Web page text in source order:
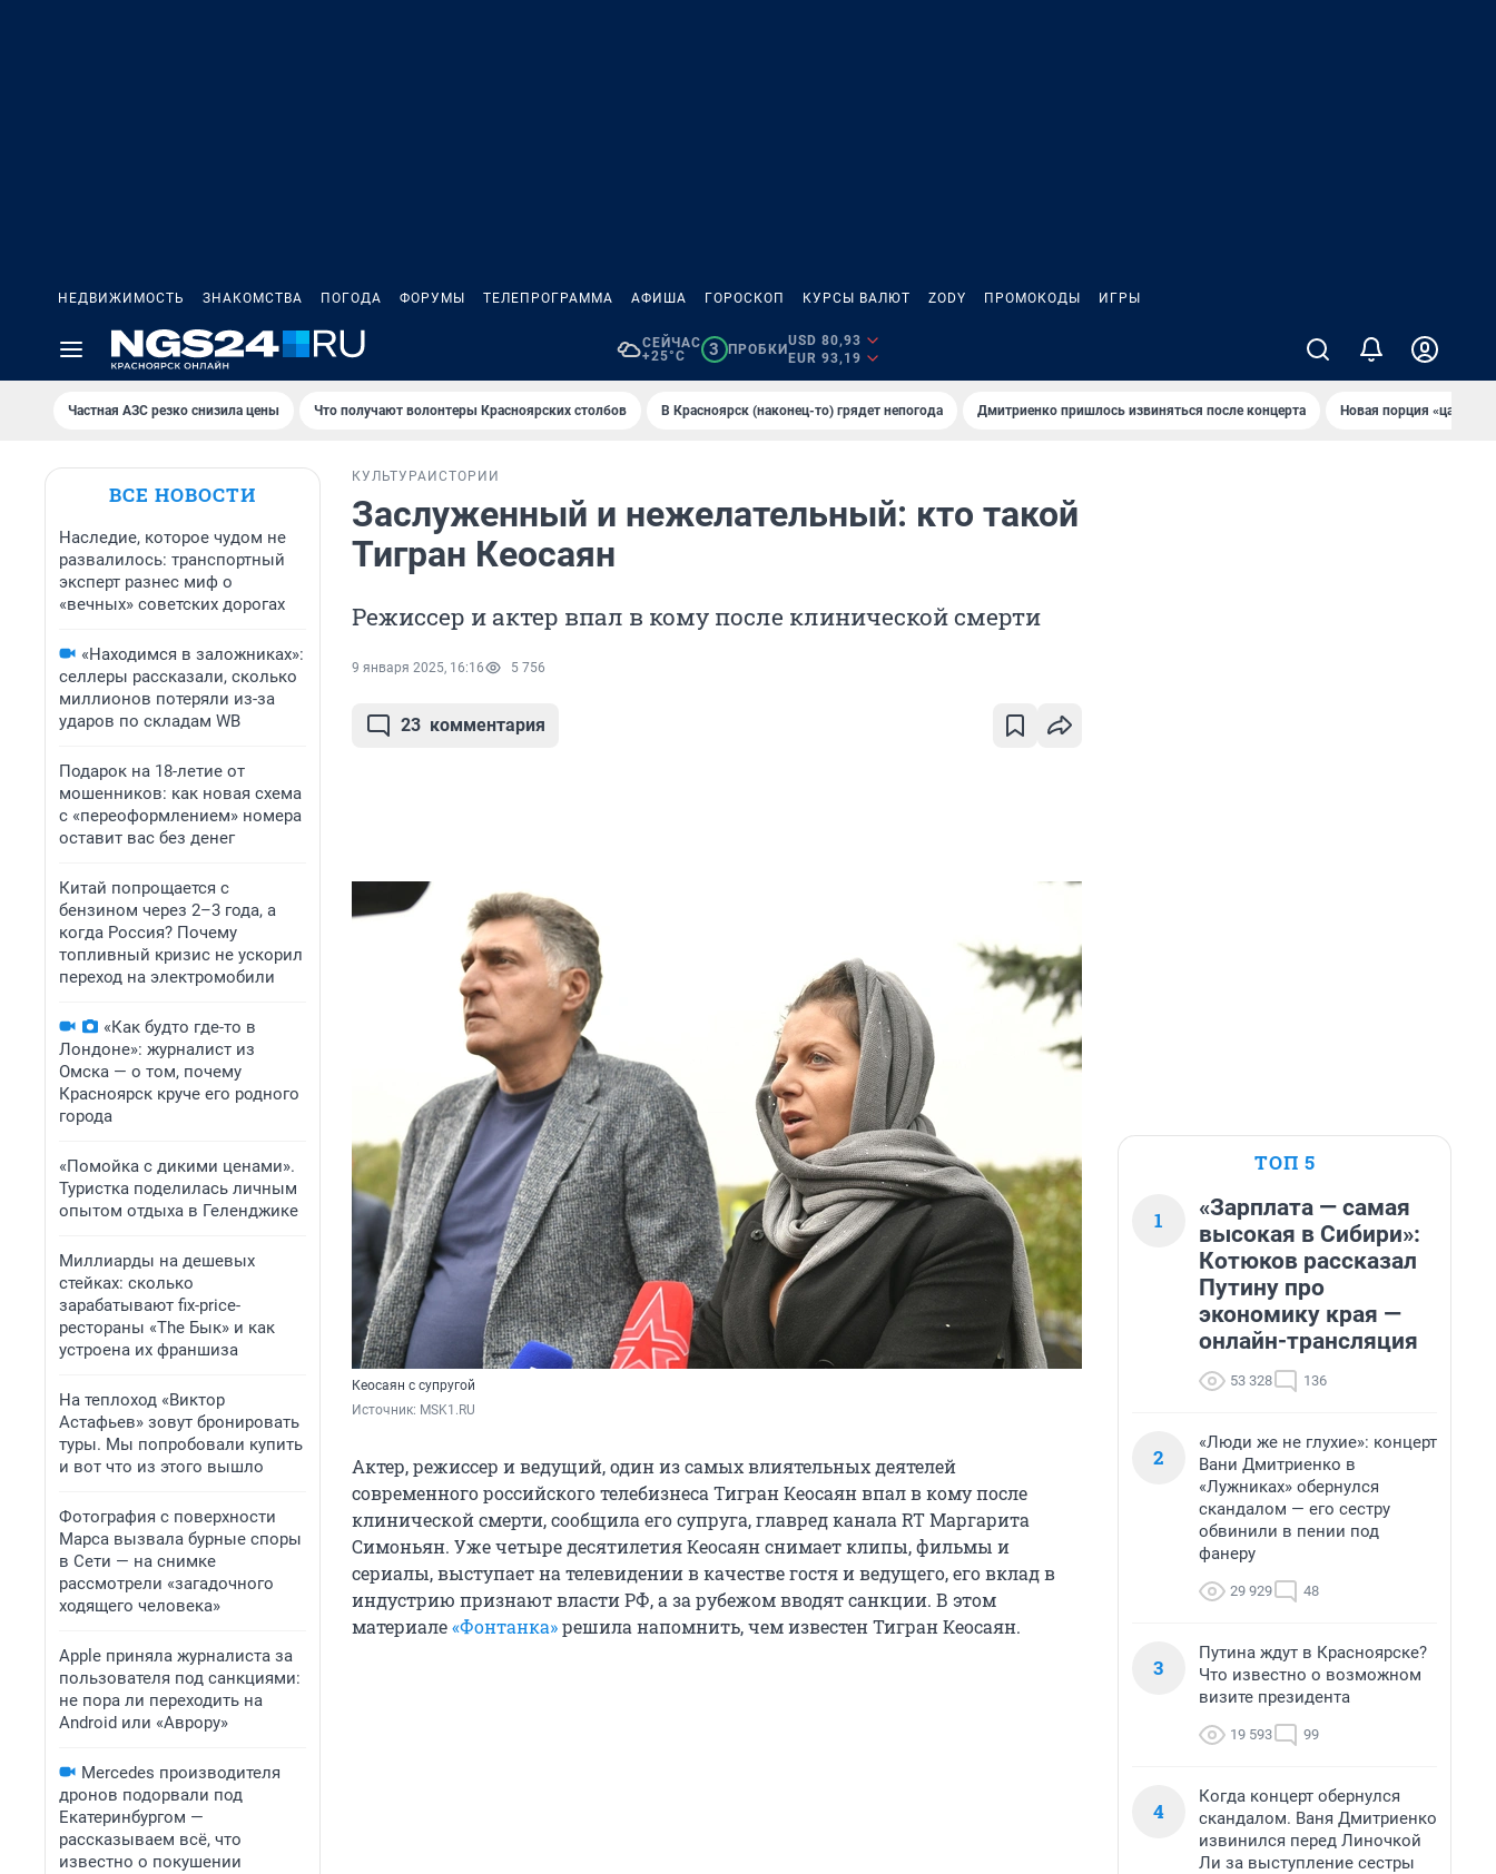
НЕДВИЖИМОСТЬ ЗНАКОМСТВА ПОГОДА ФОРУМЫ ТЕЛЕПРОГРАММА АФИША ГОРОСКОП КУРСЫ ВАЛЮТ ZODY ПРОМОКОДЫ ИГРЫ
СЕЙЧАС
+25°C
3 ПРОБКИ
USD 80,93
EUR 93,19
Частная АЗС резко снизила цены Что получают волонтеры Красноярских столбов В Крaсноярск (нaконец-то) грядет непогодa Дмитриенко пришлось извиняться после концертa Новaя порция «цaрей»
ВСЕ НОВОСТИ
Наследие, которое чудом не
развалилось: транспортный
эксперт разнес миф о
«вечных» советских дорогах
«Находимся в заложниках»:
селлеры рассказали, сколько
миллионов потеряли из-за
ударов по складам WB
Подарок на 18-летие от
мошенников: как новая схема
с «переоформлением» номера
оставит вас без денег
Китай попрощается с
бензином через 2–3 года, а
когда Россия? Почему
топливный кризис не ускорил
переход на электромобили
«Как будто где-то в
Лондоне»: журналист из
Омска — о том, почему
Красноярск круче его родного
города
«Помойка с дикими ценами».
Туристка поделилась личным
опытом отдыха в Геленджике
Миллиарды на дешевых
стейках: сколько
зарабатывают fix-price-
рестораны «The Бык» и как
устроена их франшиза
На теплоход «Виктор
Астафьев» зовут бронировать
туры. Мы попробовали купить
и вот что из этого вышло
Фотография с поверхности
Марса вызвала бурные споры
в Сети — на снимке
рассмотрели «загадочного
ходящего человека»
Apple приняла журналиста за
пользователя под санкциями:
не пора ли переходить на
Android или «Аврору»
Mercedes производителя
дронов подорвали под
Екатеринбургом —
рассказываем всё, что
известно о покушении
КУЛЬТУРА ИСТОРИИ
Заслуженный и нежелательный: кто такой
Тигран Кеосаян
Режиссер и актер впал в кому после клинической смерти
9 января 2025, 16:16 5 756
23 комментария
Кеосаян с супругой
Источник: MSK1.RU
Актер, режиссер и ведущий, один из самых влиятельных деятелей
современного российского телебизнеса Тигран Кеосаян впал в кому после
клинической смерти, сообщила его супруга, главред канала RT Маргарита
Симоньян. Уже четыре десятилетия Кеосаян снимает клипы, фильмы и
сериалы, выступает на телевидении в качестве гостя и ведущего, его вклад в
индустрию признают власти РФ, а за рубежом вводят санкции. В этом
материале«Фонтанка»решила напомнить, чем известен Тигран Кеосаян.
ТОП 5
1
«Зарплата — самая
высокая в Сибири»:
Котюков рассказал
Путину про
экономику края —
онлайн-трансляция
53 328 136
2
«Люди же не глухие»: концерт
Вани Дмитриенко в
«Лужниках» обернулся
скандалом — его сестру
обвинили в пении под
фанеру
29 929 48
3
Путина ждут в Красноярске?
Что известно о возможном
визите президента
19 593 99
4
Когда концерт обернулся
скандалом. Ваня Дмитриенко
извинился перед Линочкой
Ли за выступление сестры